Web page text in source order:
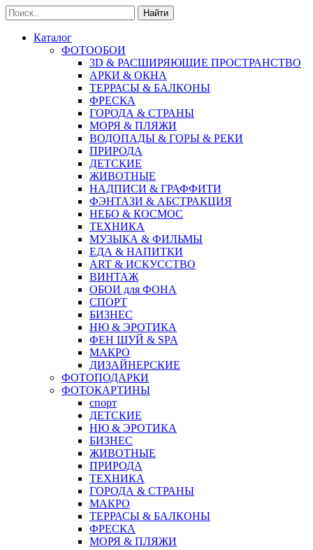
Найти
Каталог
ФОТООБОИ
3D & РАСШИРЯЮЩИЕ ПРОСТРАНСТВО
АРКИ & ОКНА
ТЕРРАСЫ & БАЛКОНЫ
ФРЕСКА
ГОРОДА & СТРАНЫ
МОРЯ & ПЛЯЖИ
ВОДОПАДЫ & ГОРЫ & РЕКИ
ПРИРОДА
ДЕТСКИЕ
ЖИВОТНЫЕ
НАДПИСИ & ГРАФФИТИ
ФЭНТАЗИ & АБСТРАКЦИЯ
НЕБО & КОСМОС
ТЕХНИКА
МУЗЫКА & ФИЛЬМЫ
ЕДА & НАПИТКИ
ART & ИСКУССТВО
ВИНТАЖ
ОБОИ для ФОНА
СПОРТ
БИЗНЕС
НЮ & ЭРОТИКА
ФЕН ШУЙ & SPA
МАКРО
ДИЗАЙНЕРСКИЕ
ФОТОПОДАРКИ
ФОТОКАРТИНЫ
спорт
ДЕТСКИЕ
НЮ & ЭРОТИКА
БИЗНЕС
ЖИВОТНЫЕ
ПРИРОДА
ТЕХНИКА
ГОРОДА & СТРАНЫ
МАКРО
ТЕРРАСЫ & БАЛКОНЫ
ФРЕСКА
МОРЯ & ПЛЯЖИ